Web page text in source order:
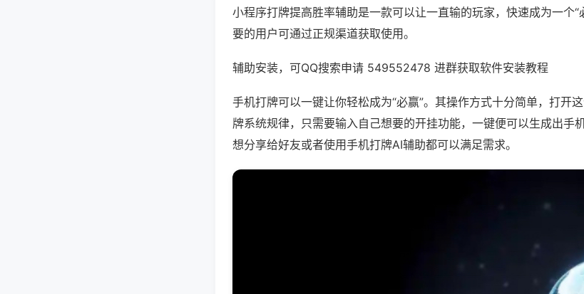
小程序打牌提高胜率辅助是一款可以让一直输的玩家，快速成为一个“
要的用户可通过正规渠道获取使用。
辅助安装，可QQ搜索申请 549552478 进群获取软件安装教程
手机打牌可以一键让你轻松成为“必赢”。其操作方式十分简单，打开
牌系统规律，只需要输入自己想要的开挂功能，一键便可以生成出手
想分享给好友或者使用手机打牌AI辅助都可以满足需求。